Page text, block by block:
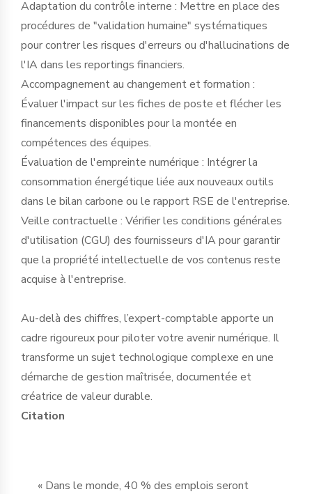
Adaptation du contrôle interne : Mettre en place des
procédures de "validation humaine" systématiques
pour contrer les risques d'erreurs ou d'hallucinations de
l'IA dans les reportings financiers.
Accompagnement au changement et formation :
Évaluer l'impact sur les fiches de poste et flécher les
financements disponibles pour la montée en
compétences des équipes.
Évaluation de l'empreinte numérique : Intégrer la
consommation énergétique liée aux nouveaux outils
dans le bilan carbone ou le rapport RSE de l'entreprise.
Veille contractuelle : Vérifier les conditions générales
d'utilisation (CGU) des fournisseurs d'IA pour garantir
que la propriété intellectuelle de vos contenus reste
acquise à l'entreprise.
Au-delà des chiffres, l’expert-comptable apporte un
cadre rigoureux pour piloter votre avenir numérique. Il
transforme un sujet technologique complexe en une
démarche de gestion maîtrisée, documentée et
créatrice de valeur durable.
Citation
« Dans le monde, 40 % des emplois seront